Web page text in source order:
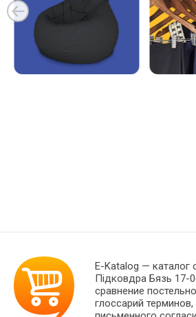
E-Katalog — каталог
Підковдра Бязь 17-
сравнение
глоссарий